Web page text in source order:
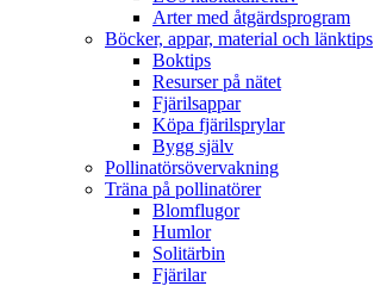
Arter med åtgärdsprogram
Böcker, appar, material och länktips
Boktips
Resurser på nätet
Fjärilsappar
Köpa fjärilsprylar
Bygg själv
Pollinatörsövervakning
Träna på pollinatörer
Blomflugor
Humlor
Solitärbin
Fjärilar